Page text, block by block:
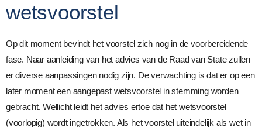
wetsvoorstel
Op dit moment bevindt het voorstel zich nog in de voorbereidende
fase. Naar aanleiding van het advies van de Raad van State zullen
er diverse aanpassingen nodig zijn. De verwachting is dat er op een
later moment een aangepast wetsvoorstel in stemming worden
gebracht. Wellicht leidt het advies ertoe dat het wetsvoorstel
(voorlopig) wordt ingetrokken. Als het voorstel uiteindelijk als wet in